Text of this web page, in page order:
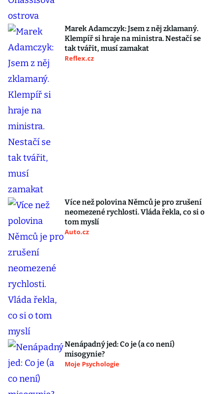
Marek Adamczyk: Jsem z něj zklamaný.
Klempíř si hraje na ministra. Nestačí se
tak tvářit, musí zamakat
Reflex.cz
Více než polovina Němců je pro zrušení
neomezené rychlosti. Vláda řekla, co si o
tom myslí
Auto.cz
Nenápadný jed: Co je (a co není)
misogynie?
Moje Psychologie